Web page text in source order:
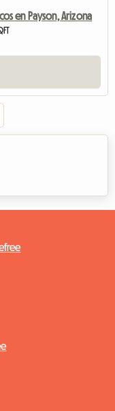
en Payson, Arizona